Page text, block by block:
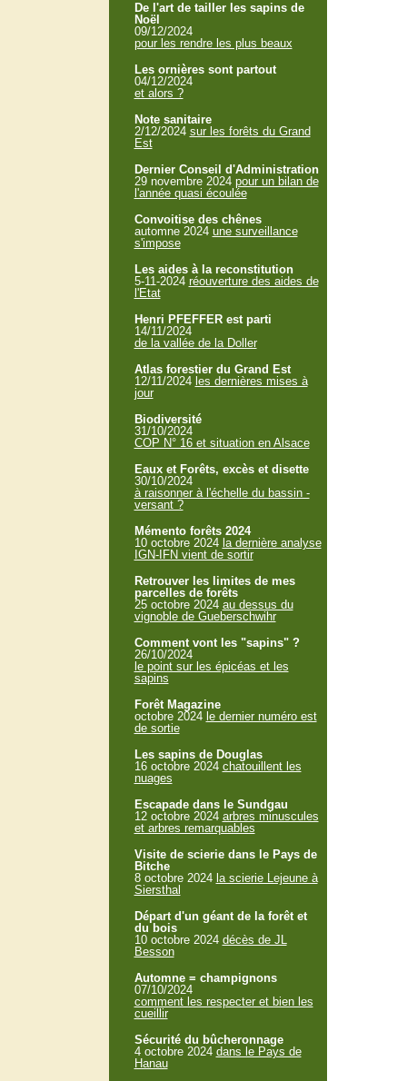
De l'art de tailler les sapins de
Noël
09/12/2024
pour les rendre les plus beaux
Les ornières sont partout
04/12/2024
et alors ?
Note sanitaire
2/12/2024 sur les forêts du Grand
Est
Dernier Conseil d'Administration
29 novembre 2024 pour un bilan de
l'année quasi écoulée
Convoitise des chênes
automne 2024 une surveillance
s'impose
Les aides à la reconstitution
5-11-2024 réouverture des aides de
l'Etat
Henri PFEFFER est parti
14/11/2024
de la vallée de la Doller
Atlas forestier du Grand Est
12/11/2024 les dernières mises à
jour
Biodiversité
31/10/2024
COP N° 16 et situation en Alsace
Eaux et Forêts, excès et disette
30/10/2024
à raisonner à l'échelle du bassin -
versant ?
Mémento forêts 2024
10 octobre 2024 la dernière analyse
IGN-IFN vient de sortir
Retrouver les limites de mes
parcelles de forêts
25 octobre 2024 au dessus du
vignoble de Gueberschwihr
Comment vont les "sapins" ?
26/10/2024
le point sur les épicéas et les
sapins
Forêt Magazine
octobre 2024 le dernier numéro est
de sortie
Les sapins de Douglas
16 octobre 2024 chatouillent les
nuages
Escapade dans le Sundgau
12 octobre 2024 arbres minuscules
et arbres remarquables
Visite de scierie dans le Pays de
Bitche
8 octobre 2024 la scierie Lejeune à
Siersthal
Départ d'un géant de la forêt et
du bois
10 octobre 2024 décès de JL
Besson
Automne = champignons
07/10/2024
comment les respecter et bien les
cueillir
Sécurité du bûcheronnage
4 octobre 2024 dans le Pays de
Hanau